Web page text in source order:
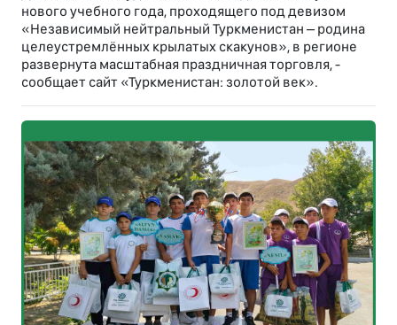
нового учебного года, проходящего под девизом
«Независимый нейтральный Туркменистан – родина
целеустремлённых крылатых скакунов», в регионе
развернута масштабная праздничная торговля, -
сообщает сайт «Туркменистан: золотой век».